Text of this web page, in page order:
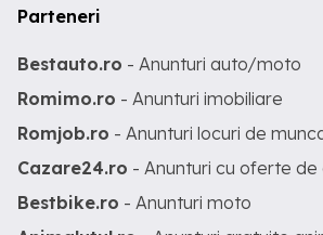
Parteneri
Bestauto.ro - Anunturi auto/moto
Romimo.ro - Anunturi imobiliare
Romjob.ro - Anunturi locuri de
Cazare24.ro - Anunturi cu oferte de
Bestbike.ro - Anunturi moto